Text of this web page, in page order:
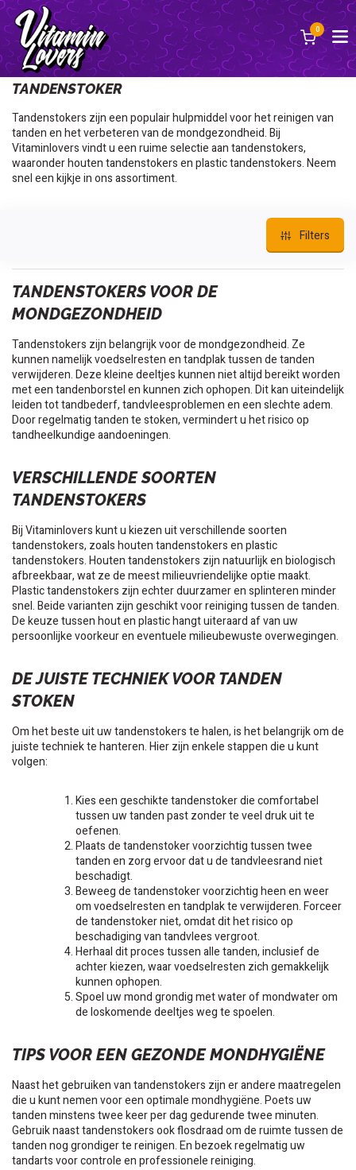
0
Terug
TANDENSTOKER
Tandenstokers zijn een populair hulpmiddel voor het reinigen van
tanden en het verbeteren van de mondgezondheid. Bij
Vitaminlovers vindt u een ruime selectie aan tandenstokers,
waaronder houten tandenstokers en plastic tandenstokers. Neem
snel een kijkje in ons assortiment.
Filters
TANDENSTOKERS VOOR DE
MONDGEZONDHEID
Tandenstokers zijn belangrijk voor de mondgezondheid. Ze
kunnen namelijk voedselresten en tandplak tussen de tanden
verwijderen. Deze kleine deeltjes kunnen niet altijd bereikt worden
met een tandenborstel en kunnen zich ophopen. Dit kan uiteindelijk
leiden tot tandbederf, tandvleesproblemen en een slechte adem.
Door regelmatig tanden te stoken, vermindert u het risico op
tandheelkundige aandoeningen.
VERSCHILLENDE SOORTEN
TANDENSTOKERS
Bij Vitaminlovers kunt u kiezen uit verschillende soorten
tandenstokers, zoals houten tandenstokers en plastic
tandenstokers. Houten tandenstokers zijn natuurlijk en biologisch
afbreekbaar, wat ze de meest milieuvriendelijke optie maakt.
Plastic tandenstokers zijn echter duurzamer en splinteren minder
snel. Beide varianten zijn geschikt voor reiniging tussen de tanden.
De keuze tussen hout en plastic hangt uiteraard af van uw
persoonlijke voorkeur en eventuele milieubewuste overwegingen.
DE JUISTE TECHNIEK VOOR TANDEN
STOKEN
Om het beste uit uw tandenstokers te halen, is het belangrijk om de
juiste techniek te hanteren. Hier zijn enkele stappen die u kunt
volgen:
Kies een geschikte tandenstoker die comfortabel
tussen uw tanden past zonder te veel druk uit te
oefenen.
Plaats de tandenstoker voorzichtig tussen twee
tanden en zorg ervoor dat u de tandvleesrand niet
beschadigt.
Beweeg de tandenstoker voorzichtig heen en weer
om voedselresten en tandplak te verwijderen. Forceer
de tandenstoker niet, omdat dit het risico op
beschadiging van tandvlees vergroot.
Herhaal dit proces tussen alle tanden, inclusief de
achter kiezen, waar voedselresten zich gemakkelijk
kunnen ophopen.
Spoel uw mond grondig met water of mondwater om
de loskomende deeltjes weg te spoelen.
TIPS VOOR EEN GEZONDE MONDHYGIËNE
Naast het gebruiken van tandenstokers zijn er andere maatregelen
die u kunt nemen voor een optimale mondhygiëne. Poets uw
tanden minstens twee keer per dag gedurende twee minuten.
Gebruik naast tandenstokers ook flosdraad om de ruimte tussen de
tanden nog grondiger te reinigen. En bezoek regelmatig uw
tandarts voor controle en professionele reiniging.